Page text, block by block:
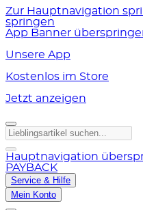
Zur Hauptnavigation
springen
App Banner
Unsere App
Kostenlos im Store
Jetzt anzeigen
Hauptnavigation
PAYBACK
Service & Hilfe
Mein Konto